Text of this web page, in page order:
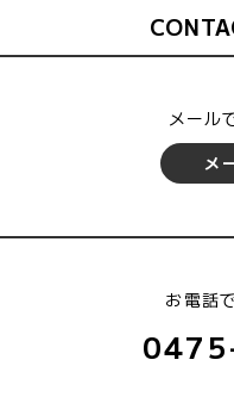
お電話
メール
メ